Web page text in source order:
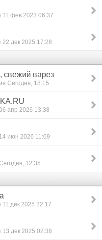
11 фев 2023 06:37
дек 2025 17:28
свежий варез
Сегодня, 18:15
апр 2026 13:38
июн 2026 11:09
12:35
дек 2025 22:17
дек 2025 02:38